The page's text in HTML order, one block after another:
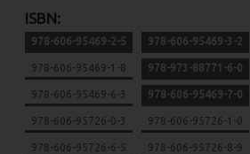
ISBN:
978-606-95469-2-5 978-606-95469-3-2
978-606-95469-1-8 978-973-88771-6-0
978-606-95469-6-3 978-606-95469-7-0
978-606-95726-0-3 978-606-95726-1-0
978-606-95726-6-5 978-606-95726-8-9